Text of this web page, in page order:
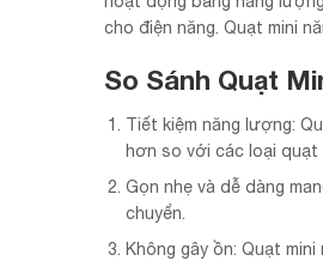
cho điện năng. Quạt mini
So Sánh Quạt
Tiết kiệm năng lượng:
hơn so với các loại quạt
Gọn nhẹ và dễ dàng
chuyển.
Không gây ồn: Quạt